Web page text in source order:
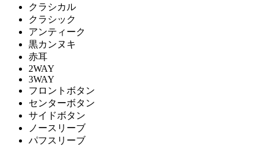
クラシカル
クラシック
アンティーク
黒カンヌキ
赤耳
2WAY
3WAY
フロントボタン
センターボタン
サイドボタン
ノースリーブ
パフスリーブ